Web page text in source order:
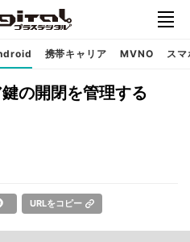
携帯キャリア MVNO ス
の開閉を管理する
URLをコピー